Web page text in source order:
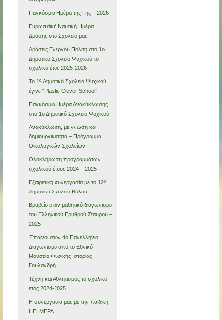
Παγκόσμια Ημέρα της Γης – 2026
Ευρωπαϊκή Ναυτική Ημέρα
Δράσης στο Σχολείο μας
Δράσεις Ενεργού Πολίτη στο 1ο
Δημοτικό Σχολείο Ψυχικού το
σχολικό έτος 2025-2026
Το 1º Δημοτικό Σχολείο Ψυχικού
έγινε “Plastic Clever School”
Παγκόσμια Ημέρα Ανακύκλωσης
στο 1ο Δημοτικό Σχολείο Ψυχικού
Ανακύκλωση, με γνώση και
δημιουργικότητα – Πρόγραμμα
Οικολογικών Σχολείων
Ολοκλήρωση προγραμμάτων
σχολικού έτους 2024 – 2025
Εξαιρετική συνεργασία με το 12º
Δημοτικό Σχολείο Βόλου
Βραβείο στον μαθητικό διαγωνισμό
του Ελληνικού Ερυθρού Σταυρού –
2025
Έπαινοι στον 4ο Πανελλήνιο
Διαγωνισμό από το Εθνικό
Μουσείο Φυσικής Ιστορίας
Γουλανδρή
Τέχνη και Αθλητισμός το σχολικό
έτος 2024-2025
Η συνεργασία μας με την παιδική
HELMEPA